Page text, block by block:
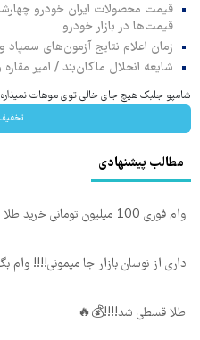
قیمت‌ها در بازار خودرو
زمان اعلام نتایج آزمون‌های
شایعه انحلال ماکان‌بند / امیر
شامپو جلبک هیچ جای خالی توی موهات نمیذاره 40%تخفیف
مطالب پیشنهادی
وام فوری 100 میلیون تومانی خرید طلا (بدون ضامن)
داری از نوسان بازار جا میمونی!!!! وام
طلا قسطی شد!!!!💰🔥